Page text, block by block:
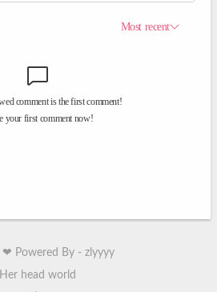
❤ Powered By - zlyyyy
Her head world